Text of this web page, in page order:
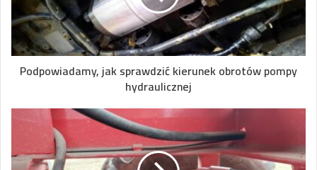
Podpowiadamy, jak sprawdzić kierunek obrotów pompy
hydraulicznej